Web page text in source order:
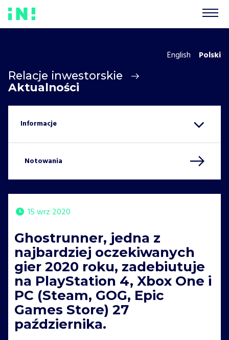
Relacje inwestorskie
Aktualności
English Polski
Notowania
15 wrz 2020
Ghostrunner, jedna z
najbardziej oczekiwanych
gier 2020 roku, zadebiutuje
na PlayStation 4, Xbox One i
PC (Steam, GOG, Epic
Games Store) 27
października.